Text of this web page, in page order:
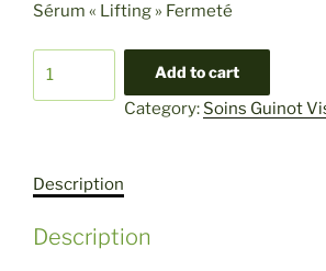
Sérum « Lifting » Fermeté
Add to cart
Category: Soins Guinot
Description
Description